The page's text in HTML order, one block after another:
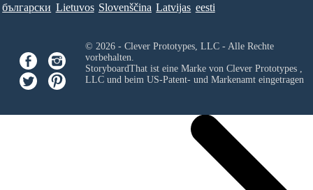
български Lietuvos Slovenščina Latvijas eesti
© 2026 - Clever Prototypes, LLC - Alle Rechte
vorbehalten.
StoryboardThat ist eine Marke von Clever Prototypes ,
LLCund beim US-Patent- und Markenamt eingetragen